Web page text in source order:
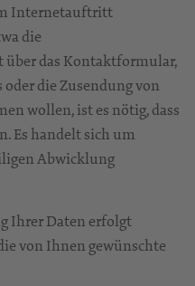
Internetauftritt
die
das Kontaktformular,
oder die Zusendung von
wollen, ist es nötig, dass
Es handelt sich um
Abwicklung
Ihrer Daten erfolgt
von Ihnen gewünschte